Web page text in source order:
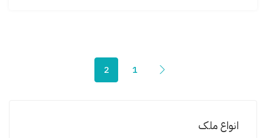
1
2
انواع ملک